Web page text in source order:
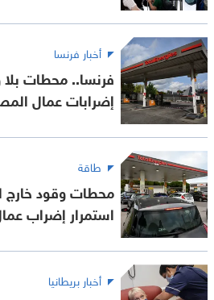
أخبار فرنسا
فرنسا.. محطات بلا
إضرابات عمال
طاقة
محطات وقود خارج
استمرار إضراب
أخبار بريطانيا